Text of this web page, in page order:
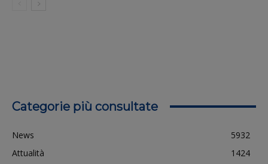
Categorie più consultate
News
5932
Attualità
1424